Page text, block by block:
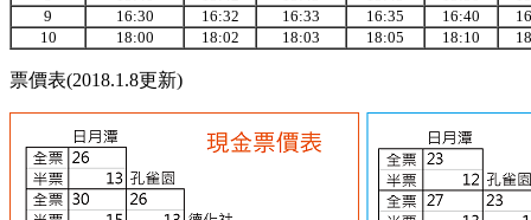
9
16:30 16:32 16:33 16:35 16:40
10
18:00 18:02 18:03 18:05 18:10
票價表(2018.1.8更新)